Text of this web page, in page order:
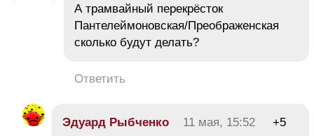
А трамвайный перекрёсток
Пантелеймоновская/Преображенская
сколько будут делать?
Ответить
Эдуард Рыбченко 11 мая, 15:52 +5